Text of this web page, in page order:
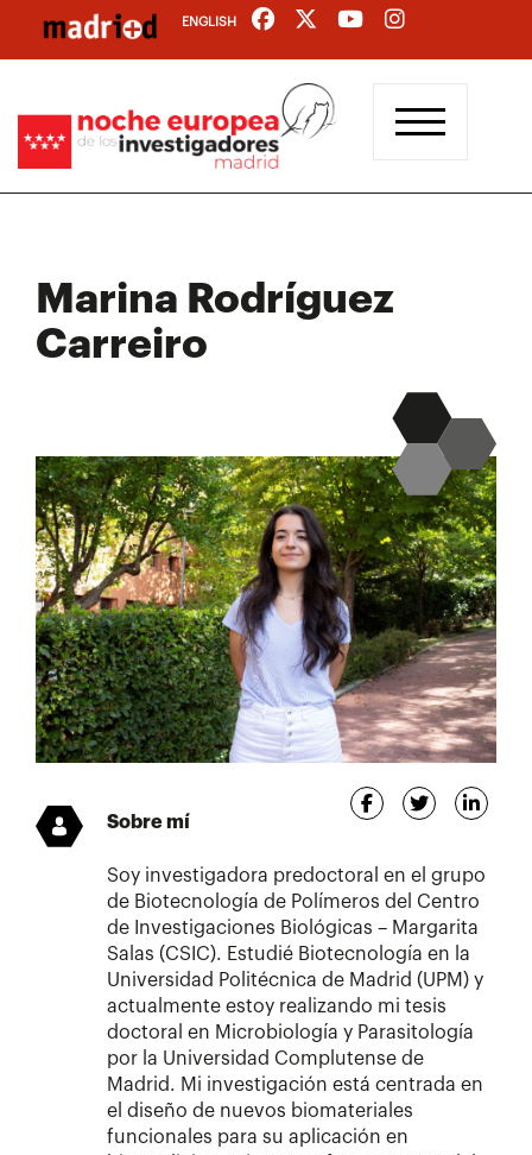
contenido
ENGLISH
Marina Rodríguez
Carreiro
Sobre mí
Soy investigadora predoctoral en el grupo
de Biotecnología de Polímeros del Centro
de Investigaciones Biológicas – Margarita
Salas (CSIC). Estudié Biotecnología en la
Universidad Politécnica de Madrid (UPM) y
actualmente estoy realizando mi tesis
doctoral en Microbiología y Parasitología
por la Universidad Complutense de
Madrid. Mi investigación está centrada en
el diseño de nuevos biomateriales
funcionales para su aplicación en